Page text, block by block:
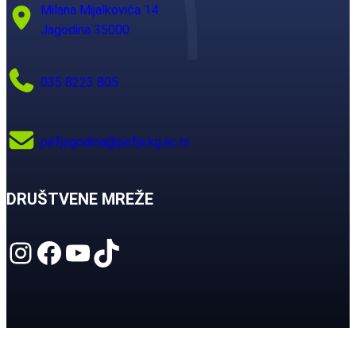
Milana Mijalkovića 14
Jagodina 35000
035 8223 805
pefjagodina@pefja.kg.ac.rs
DRUŠTVENE MREŽE
Instagram Facebook YouTube TikTok